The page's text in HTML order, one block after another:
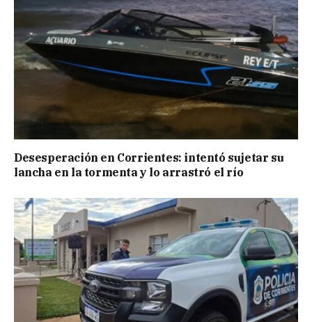
Desesperación en Corrientes: intentó sujetar su
lancha en la tormenta y lo arrastró el río